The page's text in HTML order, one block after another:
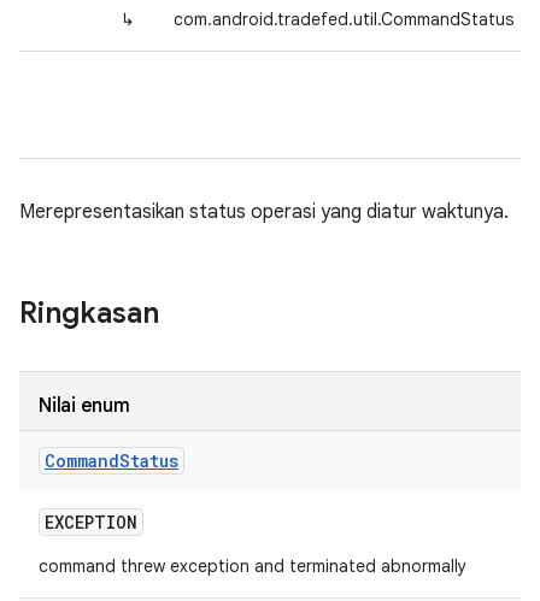
↳ com.android.tradefed.util.CommandStatus
Merepresentasikan status operasi yang diatur waktunya.
Ringkasan
Nilai enum
CommandStatus
EXCEPTION
command threw exception and terminated abnormally